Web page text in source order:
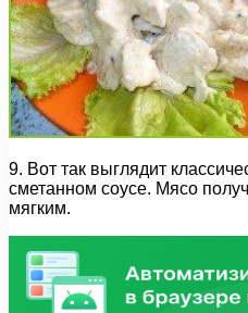
9. Вот так выглядит
сметанном соусе. Мясо
мягким.